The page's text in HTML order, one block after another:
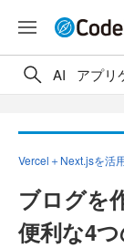
AI アプリ
Vercel＋Next.jsを活
ブログを
便利な4つ